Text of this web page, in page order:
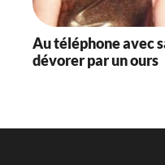
Au téléphone avec
dévorer par un ours